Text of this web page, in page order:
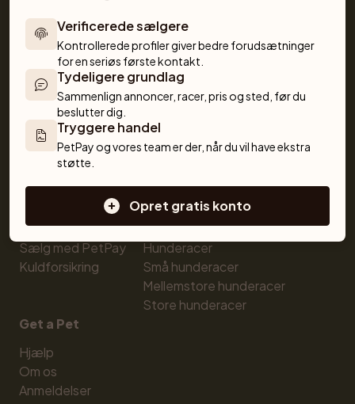
For købere
Køb kæledyr trygt
Køb med PetPay
Kæledyrsforsikring
Hunderaseksperten
Opdrættere
Sælg hund
Opdrætterværktøjer
Sælg med PetPay
Kuldforsikring
Katte
Købe kat
Katte til salg
Killinger til salg
Katteracer
Købe hund
Hunde til salg
Hvalpe til salg
Hunderacer
Små hunderacer
Mellemstore hunderacer
Store hunderacer
Get a Pet
Hjælp
Om os
Anmeldelser
Verificerede sælgere
Kontrollerede profiler giver bedre forudsætninger
for en seriøs første kontakt.
Tydeligere grundlag
Sammenlign annoncer, racer, pris og sted, før du
beslutter dig.
Tryggere handel
PetPay og vores team er der, når du vil have ekstra
støtte.
Opret gratis konto